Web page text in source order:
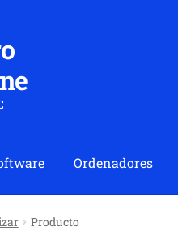
Ordenadores
Producto